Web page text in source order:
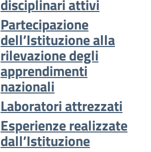
disciplinari attivi
Partecipazione
dell’Istituzione alla
rilevazione degli
apprendimenti
nazionali
Laboratori attrezzati
Esperienze realizzate
dall’Istituzione